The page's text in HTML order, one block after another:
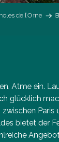
de l’Orne
Atme ein.
glücklich
Paris
bietet der